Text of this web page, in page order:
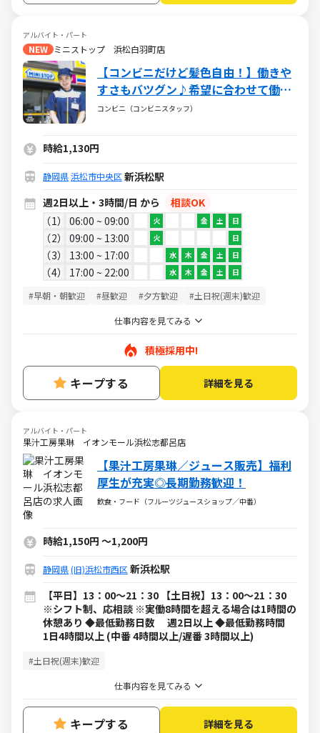
アルバイト・パート
NEW ミニストップ 浜松白羽町店
【コンビニだけど髪色自由！】働きや
すさもバツグン♪希望に合わせて働け
るミニストップ☆バイトデビューも大
コンビニ（コンビニスタッフ）
時給1,130円
静岡県浜松市中央区 新浜松駅
週2日以上・3時間/日 から
相談OK
1
06:00 ~ 09:00 火 金 土 日
2 09:00 ~ 13:00 火 日
3 13:00 ~ 17:00 水 木 金 土 日
4 17:00 ~ 22:00 水 木 金 土 日
#早朝・朝歓迎 #昼歓迎 #夕方歓迎 #土日祝(週末)歓迎
仕事内容を見てみる
積極採用中!
キープする 詳細を見る
アルバイト・パート
果汁工房果琳 イオンモール浜松志都呂店
【果汁工房果琳／ジュース販売】福利
厚生が充実◎長期勤務歓迎！
飲食・フード（フルーツジュースショップ／中番）
時給1,150円 ～1,200円
静岡県(旧)浜松市西区 新浜松駅
【平日】13：00～21：30 【土日祝】13：00～21：30
※シフト制、応相談 ※実働8時間を超える場合は1時間の
休憩あり ◆最低勤務日数 週2日以上 ◆最低勤務時間
1日4時間以上 (中番 4時間以上/遅番 3時間以上)
#土日祝(週末)歓迎
仕事内容を見てみる
キープする 詳細を見る